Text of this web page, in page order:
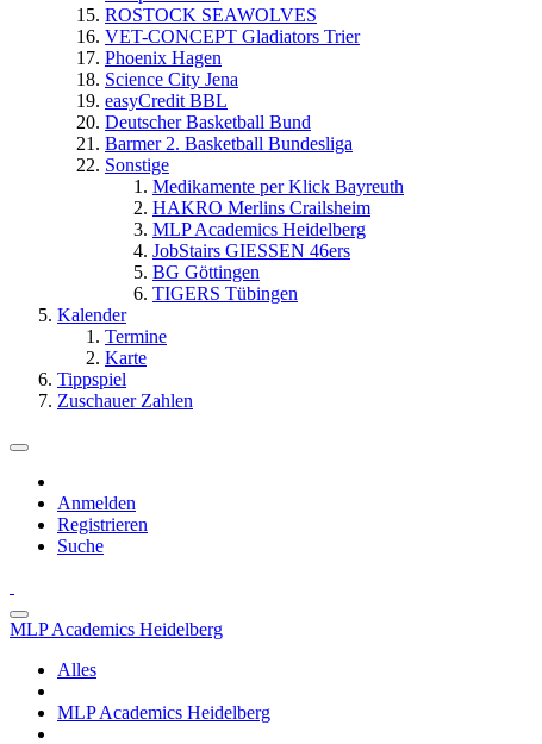
ROSTOCK SEAWOLVES
VET-CONCEPT Gladiators Trier
Phoenix Hagen
Science City Jena
easyCredit BBL
Deutscher Basketball Bund
Barmer 2. Basketball Bundesliga
Sonstige
Medikamente per Klick Bayreuth
HAKRO Merlins Crailsheim
MLP Academics Heidelberg
JobStairs GIESSEN 46ers
BG Göttingen
TIGERS Tübingen
Kalender
Termine
Karte
Tippspiel
Zuschauer Zahlen
Anmelden
Registrieren
Suche
MLP Academics Heidelberg
Alles
MLP Academics Heidelberg